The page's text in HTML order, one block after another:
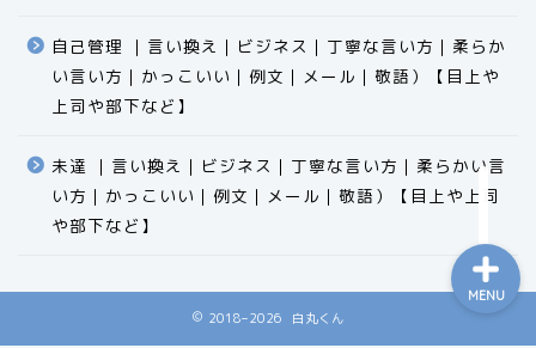
自己管理 ｜言い換え｜ビジネス｜丁寧な言い方｜柔らか
い言い方｜かっこいい｜例文｜メール｜敬語）【目上や
上司や部下など】​​​​​​​​​​​​​​​​
未達 ｜言い換え｜ビジネス｜丁寧な言い方｜柔らかい言
い方｜かっこいい｜例文｜メール｜敬語）【目上や上司
や部下など】​​​​​​​​​​​​​​​​
2018–2026 白丸くん
MENU
科学
ビジネス用語